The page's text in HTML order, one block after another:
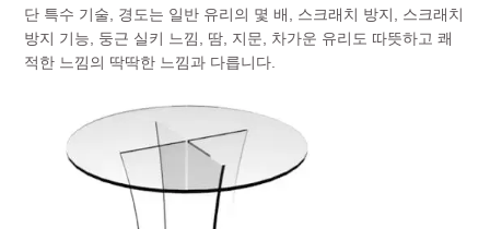
단 특수 기술, 경도는 일반 유리의 몇 배, 스크래치 방지, 스크래치
방지 기능, 둥근 실키 느낌, 땀, 지문, 차가운 유리도 따뜻하고 쾌
적한 느낌의 딱딱한 느낌과 다릅니다.